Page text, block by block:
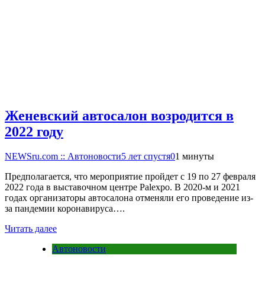
Женевский автосалон возродится в
2022 году
NEWSru.com :: Автоновости5 лет спустя01 минуты
Предполагается, что мероприятие пройдет с 19 по 27 февраля
2022 года в выставочном центре Palexpo. В 2020-м и 2021
годах организаторы автосалона отменяли его проведение из-
за пандемии коронавируса….
Читать далее
Автоновости